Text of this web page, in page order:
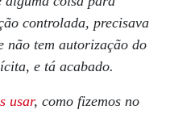
controlada, precisava
não tem autorização do
e tá acabado.
usar, como fizemos no